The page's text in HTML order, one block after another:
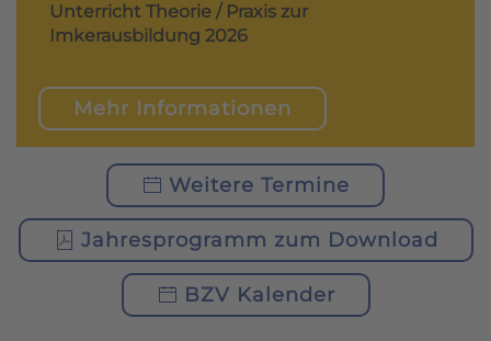
Unterricht Theorie / Praxis zur
Imkerausbildung 2026
Mehr Informationen
Weitere Termine
Jahresprogramm zum Download
BZV Kalender